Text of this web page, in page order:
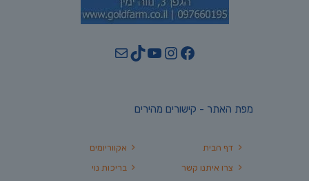
Facebook
Instagram
YouTube
TikTok
Mail
מפת האתר - קישורים מהירים
אקווריומים
בריכות נוי
דף הבית
צרו איתנו קשר